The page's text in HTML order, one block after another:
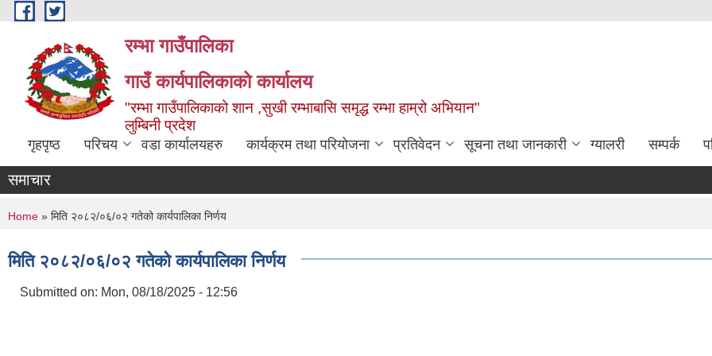
Skip to main content
रम्भा गाउँपालिका
गाउँ कार्यपालिकाको कार्यालय
"रम्भा गाउँपालिकाको शान ,सुखी रम्भाबासि समृद्ध रम्भा हाम्रो अभियान"
लुम्बिनी प्रदेश
गृहपृष्ठ परिचय वडा कार्यालयहरु कार्यक्रम तथा परियोजना प्रतिवेदन सूचना तथा जानकारी ग्यालरी सम्पर्क
समाचार
You are here
Home » मिति २०८२/०६/०२ गतेको कार्यपालिका निर्णय
मिति २०८२/०६/०२ गतेको कार्यपालिका निर्णय
Submitted on: Mon, 08/18/2025 - 12:56